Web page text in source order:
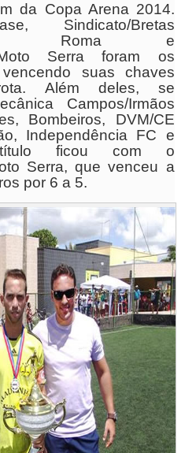
da Copa Arena 2014.
Sindicato/Bretas
Roma e
Moto Serra foram os
suas chaves
Além deles, se
Campos/Irmãos
Bombeiros, DVM/CE
Independência FC e
ficou com o
Serra, que venceu a
por 6 a 5.